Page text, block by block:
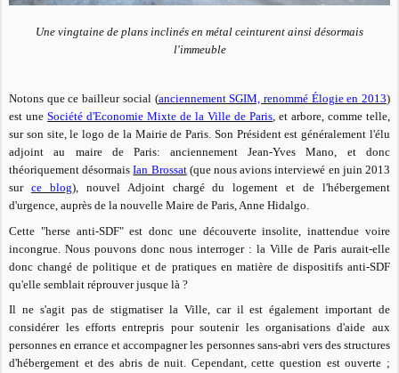
Une vingtaine de plans inclinés en métal ceinturent ainsi désormais
l'immeuble
Notons que ce bailleur social (anciennement SGIM, renommé Élogie en 2013)
est uneSociété d'Economie Mixte de la Ville de Paris, et arbore, comme telle,
sur son site, le logo de la Mairie de Paris. Son Président est généralement l'élu
adjoint au maire de Paris: anciennement Jean-Yves Mano, et donc
théoriquement désormaisIan Brossat(que nous avions interviewé en juin 2013
sur ce blog), nouvel Adjoint chargé du logement et de l'hébergement
d'urgence, auprès de la nouvelle Maire de Paris, Anne Hidalgo.
Cette "herse anti-SDF" est donc une découverte insolite, inattendue voire
incongrue. Nous pouvons donc nous interroger : la Ville de Paris aurait-elle
donc changé de politique et de pratiques en matière de dispositifs anti-SDF
qu'elle semblait réprouver jusque là ?
Il ne s'agit pas de stigmatiser la Ville, car il est également important de
considérer les efforts entrepris pour soutenir les organisations d'aide aux
personnes en errance et accompagner les personnes sans-abri vers des structures
d'hébergement et des abris de nuit. Cependant, cette question est ouverte ;